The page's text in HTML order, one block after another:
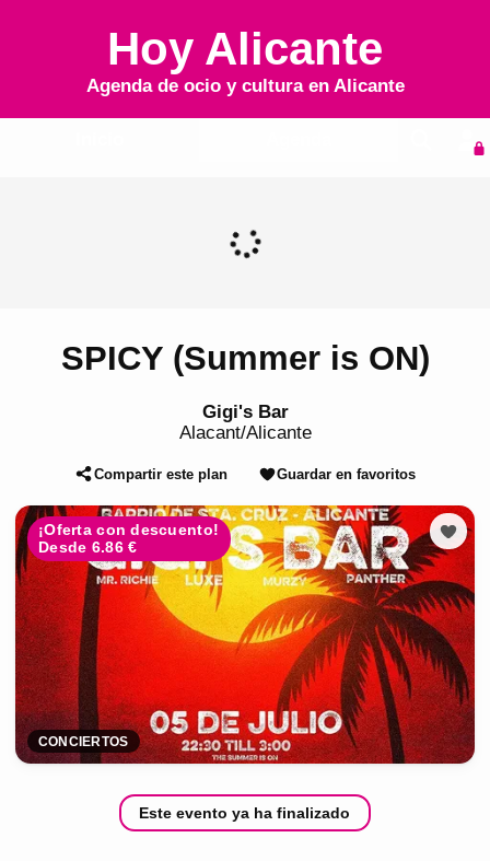
Hoy Alicante
Agenda de ocio y cultura en Alicante
SPICY (Summer is ON)
Gigi's Bar
Alacant/Alicante
Compartir este plan Guardar en favoritos
¡Oferta con descuento!
Desde 6.86 €
CONCIERTOS
Este evento ya ha finalizado